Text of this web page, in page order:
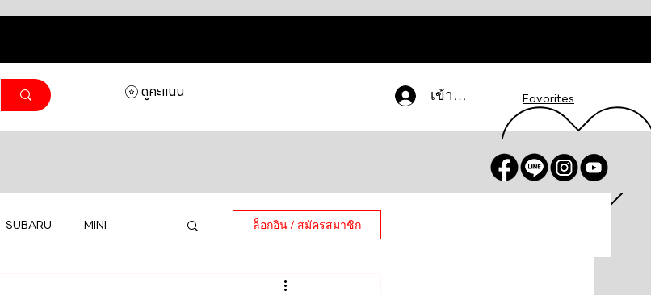
เข้าสู่ระบบ Favorites
ดูคะแนน
SUBARU MINI ล็อกอิน / สมัครสมาชิก